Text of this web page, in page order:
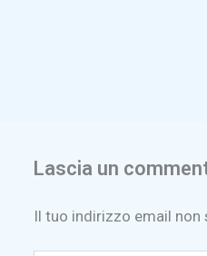
Lascia un
Il tuo indirizzo email non